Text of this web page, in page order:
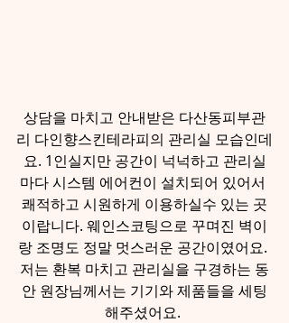
상담을 마치고 안내받은 다산동피부관
리 다인향스킨테라피의 관리실 모습인데
요. 1인실지만 공간이 넉넉하고 관리실
마다 시스템 에어컨이 설치되어 있어서
쾌적하고 시원하게 이용하실수 있는 곳
이랍니다. 웨인스코팅으로 꾸며진 벽이
랑 조명도 정말 멋스러운 공간이였어요.
저는 환복 마치고 관리실을 구경하는 동
안 원장님께서는 기기와 제품들을 세팅
해주셨어요.